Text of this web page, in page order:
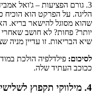
3. גורם הפציעות – ג'ואל
הליגה. על הפרקט הוא
יותר? פחות? לא חושב
שיא הבריאות. זו עדיין מניה
לסיכום: פילדלפיה הולכת
ככוכב העתיד שלה.
4. מילווקי תקפוץ לשלישייה הראשונה במזרח